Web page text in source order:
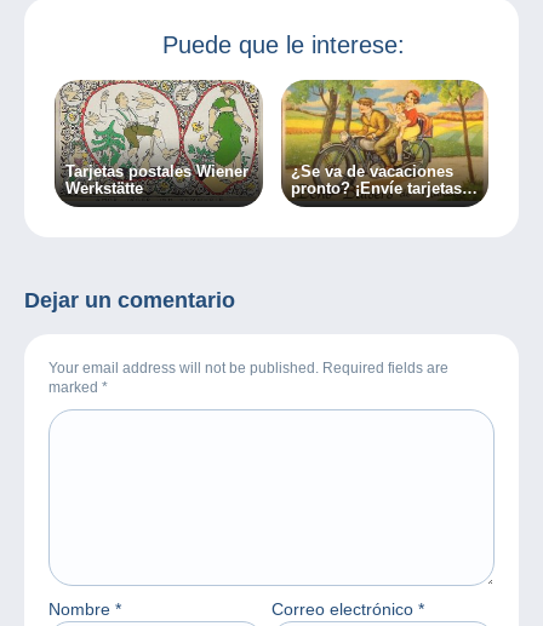
Puede que le interese:
Tarjetas postales Wiener
Werkstätte
¿Se va de vacaciones
pronto? ¡Envíe tarjetas
postales !
Dejar un comentario
Your email address will not be published. Required fields are
marked *
Nombre * Correo electrónico *